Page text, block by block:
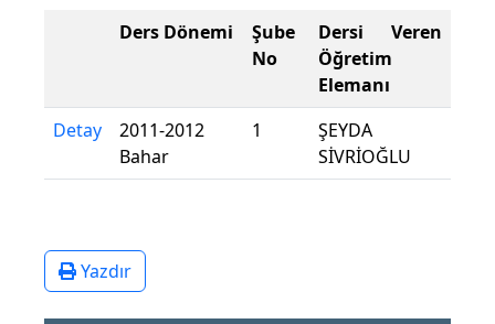
Ders Dönemi
Şube
No
Dersi Veren
Öğretim
Elemanı
Detay
2011-2012
Bahar
1
ŞEYDA
SİVRİOĞLU
Yazdır